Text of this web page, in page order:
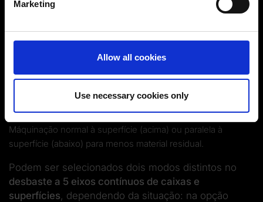
Find out more about how your personal data is processed
You can change or revoke your consent at any time.
Imprint|Data protection |Disclaimer of liability
Marketing
Allow all cookies
Use necessary cookies only
Máquinação normal à superfície (acima) ou paralela à
superfície (abaixo) para menos material residual.
Podem ser selecionados dois modos distintos no
desbaste a 5 eixos contínuos de caixas e
superfícies, dependendo da situação: na opção